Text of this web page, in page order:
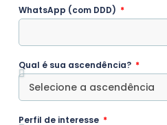
WhatsApp (com DDD)
Qual é sua ascendência?
Perfil de interesse